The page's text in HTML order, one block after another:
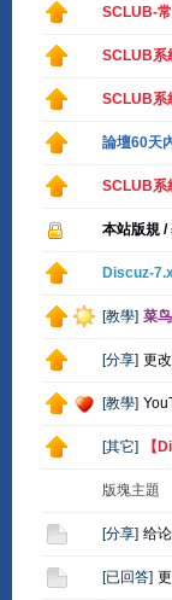
SCLUB-
SCLUB系
SCLUB系
論壇60天
SCLUB系
本站版規 /
Discuz-
[教學] 菜
[分享] 更
[教學]
[其它] 【
版塊主題
[分享] 给
[已回答]